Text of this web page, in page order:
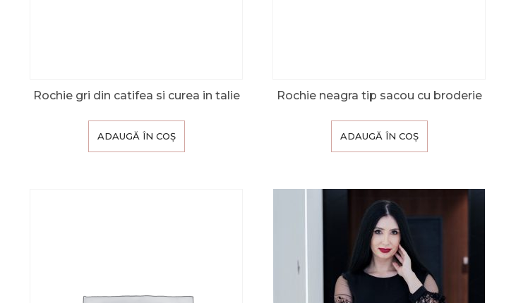
Rochie gri din catifea si curea in talie
ADAUGĂ ÎN COȘ
Rochie neagra tip sacou cu broderie
ADAUGĂ ÎN COȘ